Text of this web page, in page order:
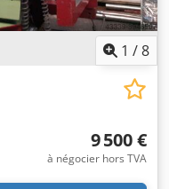
1 /8
9 500 €
à négocier hors TVA